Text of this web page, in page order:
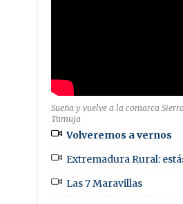
Sueña y vuelve a la comarca
Tamuja
Volveremos a vernos
Extremadura Rural:
Las 7 Maravillas